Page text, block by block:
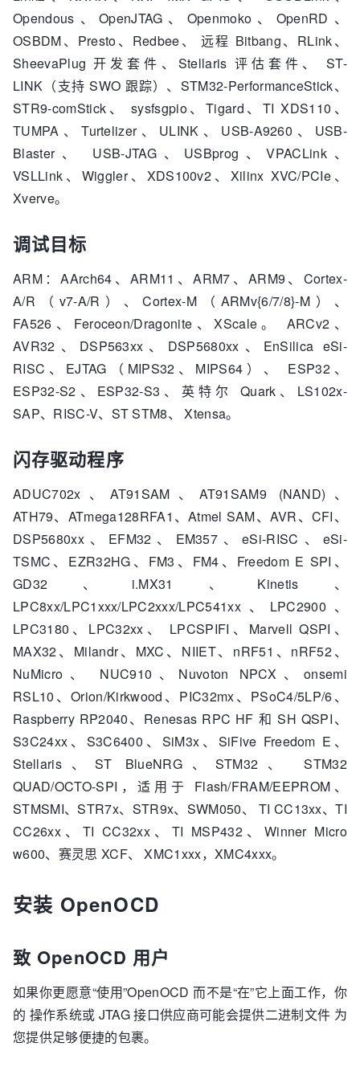
Opendous、OpenJTAG、Openmoko、OpenRD、
OSBDM、Presto、Redbee、 远程 Bitbang、RLink、
SheevaPlug 开发套件、Stellaris 评估套件、 ST-
LINK（支持 SWO 跟踪）、STM32-PerformanceStick、
STR9-comStick、 sysfsgpio、Tigard、TI XDS110、
TUMPA、Turtelizer、ULINK、USB-A9260、USB-
Blaster、 USB-JTAG、USBprog、VPACLink、
VSLLink、Wiggler、XDS100v2、Xilinx XVC/PCIe、
Xverve。
调试目标
ARM：AArch64、ARM11、ARM7、ARM9、Cortex-
A/R（v7-A/R）、Cortex-M（ARMv{6/7/8}-M）、
FA526、Feroceon/Dragonite、XScale。 ARCv2、
AVR32、DSP563xx、DSP5680xx、EnSilica eSi-
RISC、EJTAG（MIPS32、MIPS64）、 ESP32、
ESP32-S2、ESP32-S3、英特尔 Quark、LS102x-
SAP、RISC-V、ST STM8、 Xtensa。
闪存驱动程序
ADUC702x、AT91SAM、AT91SAM9 (NAND)、
ATH79、ATmega128RFA1、Atmel SAM、AVR、CFI、
DSP5680xx、EFM32、EM357、eSi-RISC、eSi-
TSMC、EZR32HG、FM3、FM4、Freedom E SPI、
GD32、i.MX31、Kinetis、
LPC8xx/LPC1xxx/LPC2xxx/LPC541xx、LPC2900、
LPC3180、LPC32xx、 LPCSPIFI、Marvell QSPI、
MAX32、Milandr、MXC、NIIET、nRF51、nRF52、
NuMicro、 NUC910、Nuvoton NPCX、onsemi
RSL10、Orion/Kirkwood、PIC32mx、PSoC4/5LP/6、
Raspberry RP2040、Renesas RPC HF 和 SH QSPI、
S3C24xx、S3C6400、SiM3x、SiFive Freedom E、
Stellaris、ST BlueNRG、STM32、 STM32
QUAD/OCTO-SPI，适用于 Flash/FRAM/EEPROM、
STMSMI、STR7x、STR9x、SWM050、 TI CC13xx、TI
CC26xx、TI CC32xx、TI MSP432、Winner Micro
w600、赛灵思 XCF、 XMC1xxx，XMC4xxx。
安装 OpenOCD
致 OpenOCD 用户
如果你更愿意“使用”OpenOCD 而不是“在”它上面工作，你
的 操作系统或 JTAG 接口供应商可能会提供二进制文件 为
您提供足够便捷的包裹。